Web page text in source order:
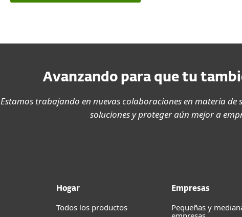
Avanzando para que tu
Estamos trabajando en nuevas colaboraciones en materia
soluciones y proteger aún mejor a
Hogar
Todos los productos
Empresas
Pequeñas y